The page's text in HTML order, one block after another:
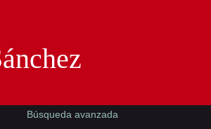
Búsqueda avanzada